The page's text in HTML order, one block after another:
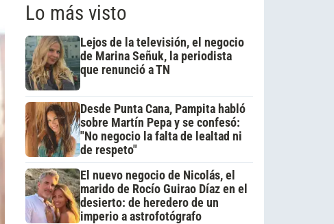
Lo más visto
Lejos de la televisión, el negocio
de Marina Señuk, la periodista
que renunció a TN
Desde Punta Cana, Pampita habló
sobre Martín Pepa y se confesó:
"No negocio la falta de lealtad ni
de respeto"
El nuevo negocio de Nicolás, el
marido de Rocío Guirao Díaz en el
desierto: de heredero de un
imperio a astrofotógrafo